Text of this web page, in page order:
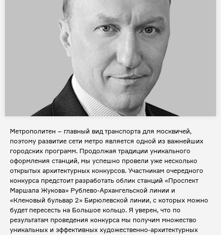
Метрополитен – главный вид транспорта для москвичей,
поэтому развитие сети метро является одной из важнейших
городских программ. Продолжая традиции уникального
оформления станций, мы успешно провели уже несколько
открытых архитектурных конкурсов. Участникам очередного
конкурса предстоит разработать облик станций «Проспект
Маршала Жукова» Рублево-Архангельской линии и
«Кленовый бульвар 2» Бирюлевской линии, с которых можно
будет пересесть на Большое кольцо. Я уверен, что по
результатам проведения конкурса мы получим множество
уникальных и эффективных художественно-архитектурных